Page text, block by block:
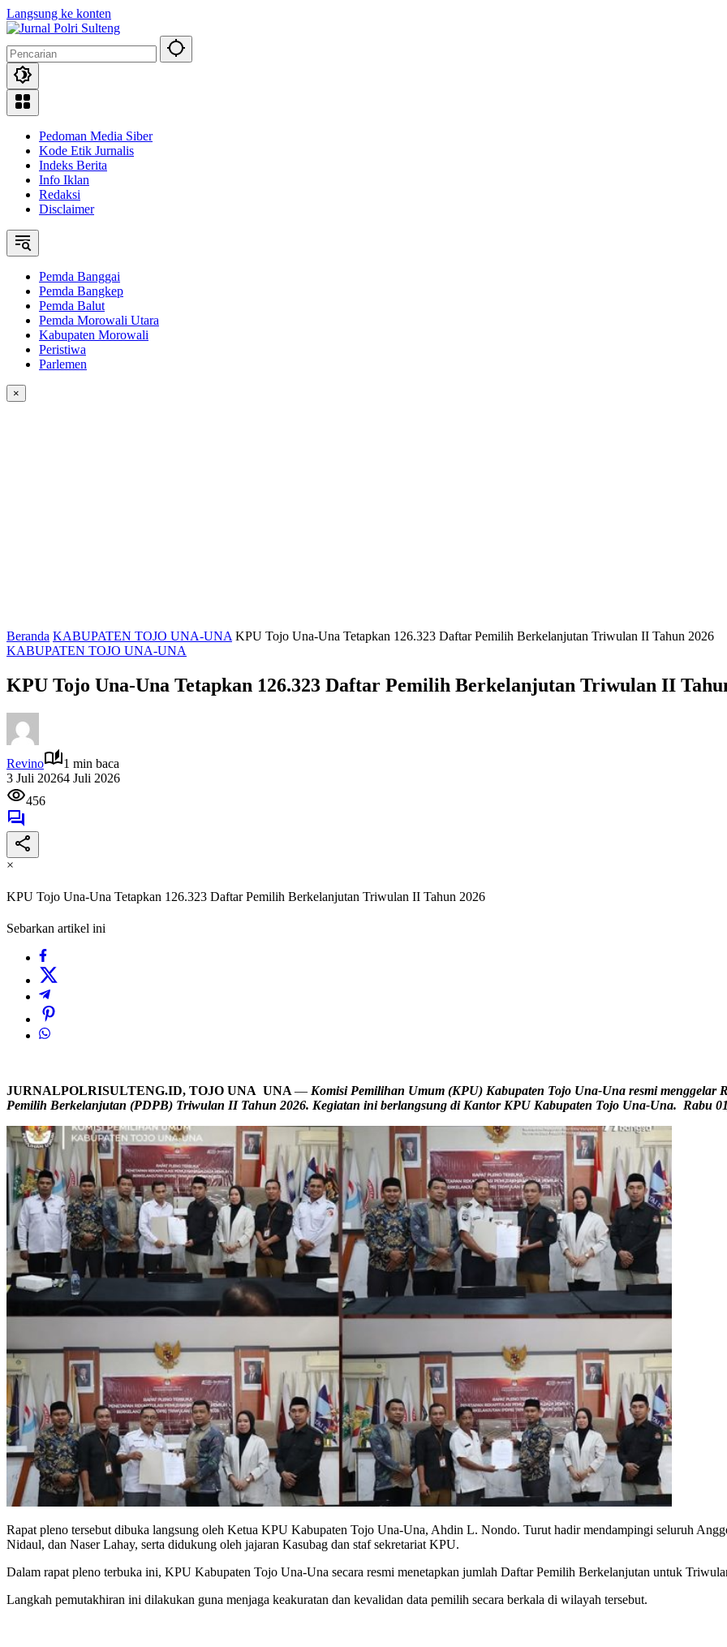
Langsung ke konten
Pedoman Media Siber
Kode Etik Jurnalis
Indeks Berita
Info Iklan
Redaksi
Disclaimer
Pemda Banggai
Pemda Bangkep
Pemda Balut
Pemda Morowali Utara
Kabupaten Morowali
Peristiwa
Parlemen
×
Beranda KABUPATEN TOJO UNA-UNA KPU Tojo Una-Una Tetapkan 126.323 Daftar Pemilih Berkelanjutan Triwulan II Tahun 2026
KABUPATEN TOJO UNA-UNA
KPU Tojo Una-Una Tetapkan 126.323 Daftar Pemilih Berkelanjutan Triwulan II
Revino
1 min baca
3 Juli 20264 Juli 2026
456
×
KPU Tojo Una-Una Tetapkan 126.323 Daftar Pemilih Berkelanjutan Triwulan II Tahun 2026
Sebarkan artikel ini
JURNALPOLRISULTENG.ID, TOJO UNA UNA — Komisi Pemilihan Umum (KPU) Kabupaten Tojo Una-Una resmi menggelar
Pemilih Berkelanjutan (PDPB) Triwulan II Tahun 2026. Kegiatan ini berlangsung di Kantor KPU Kabupaten Tojo Una-Una. Rabu 01
Rapat pleno tersebut dibuka langsung oleh Ketua KPU Kabupaten Tojo Una-Una, Ahdin L. Nondo. Turut hadir mendampingi seluruh
Nidaul, dan Naser Lahay, serta didukung oleh jajaran Kasubag dan staf sekretariat KPU.
Dalam rapat pleno terbuka ini, KPU Kabupaten Tojo Una-Una secara resmi menetapkan jumlah Daftar Pemilih Berkelanjutan untuk
Langkah pemutakhiran ini dilakukan guna menjaga keakuratan dan kevalidan data pemilih secara berkala di wilayah tersebut.